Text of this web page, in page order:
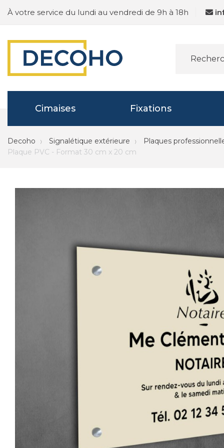
À votre service du lundi au vendredi de 9h à 18h
Cimaises Fixations
Decoho Signalétique extérieure
Plaques
Plaque PVC - Format 30 cm x 20 cm